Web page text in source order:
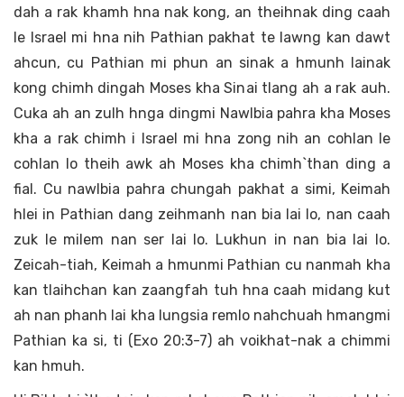
dah a rak khamh hna nak kong, an theihnak ding caah
le Israel mi hna nih Pathian pakhat te lawng kan dawt
ahcun, cu Pathian mi phun an sinak a hmunh lainak
kong chimh dingah Moses kha Sinai tlang ah a rak auh.
Cuka ah an zulh hnga dingmi Nawlbia pahra kha Moses
kha a rak chimh i Israel mi hna zong nih an cohlan le
cohlan lo theih awk ah Moses kha chimh`than ding a
fial. Cu nawlbia pahra chungah pakhat a simi, Keimah
hlei in Pathian dang zeihmanh nan bia lai lo, nan caah
zuk le milem nan ser lai lo. Lukhun in nan bia lai lo.
Zeicah-tiah, Keimah a hmunmi Pathian cu nanmah kha
kan tlaihchan kan zaangfah tuh hna caah midang kut
ah nan phanh lai kha lungsia remlo nahchuah hmangmi
Pathian ka si, ti (Exo 20:3-7) ah voikhat-nak a chimmi
kan hmuh.